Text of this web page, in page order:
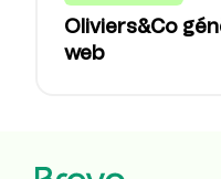
Oliviers&Co
web